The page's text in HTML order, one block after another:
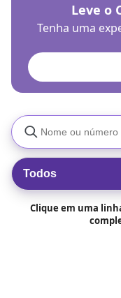
Leve o
Tenha uma
Todos
Clique em uma